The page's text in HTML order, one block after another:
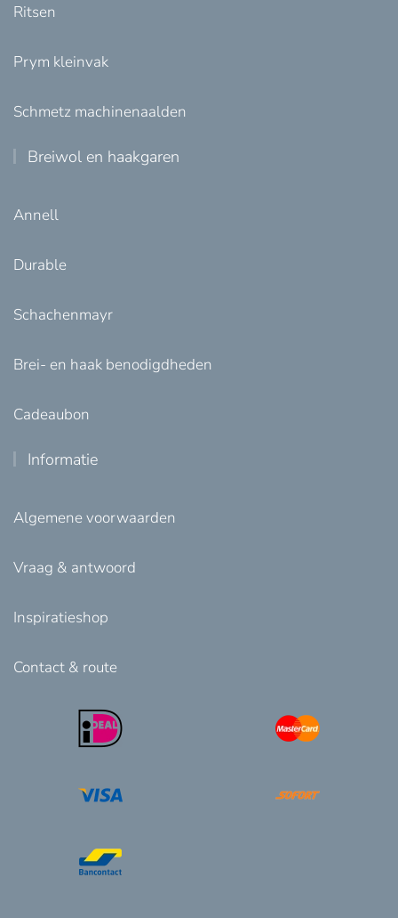
Ritsen
Prym kleinvak
Schmetz machinenaalden
Breiwol en haakgaren
Annell
Durable
Schachenmayr
Brei- en haak benodigdheden
Cadeaubon
Informatie
Algemene voorwaarden
Vraag & antwoord
Inspiratieshop
Contact & route